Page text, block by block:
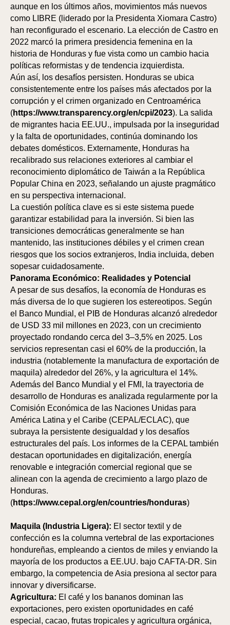
aunque en los últimos años, movimientos más nuevos
como LIBRE (liderado por la Presidenta Xiomara Castro)
han reconfigurado el escenario. La elección de Castro en
2022 marcó la primera presidencia femenina en la
historia de Honduras y fue vista como un cambio hacia
políticas reformistas y de tendencia izquierdista.
Aún así, los desafíos persisten. Honduras se ubica
consistentemente entre los países más afectados por la
corrupción y el crimen organizado en Centroamérica
(https://www.transparency.org/en/cpi/2023). La salida
de migrantes hacia EE.UU., impulsada por la inseguridad
y la falta de oportunidades, continúa dominando los
debates domésticos. Externamente, Honduras ha
recalibrado sus relaciones exteriores al cambiar el
reconocimiento diplomático de Taiwán a la República
Popular China en 2023, señalando un ajuste pragmático
en su perspectiva internacional.
La cuestión política clave es si este sistema puede
garantizar estabilidad para la inversión. Si bien las
transiciones democráticas generalmente se han
mantenido, las instituciones débiles y el crimen crean
riesgos que los socios extranjeros, India incluida, deben
sopesar cuidadosamente.
Panorama Económico: Realidades y Potencial
A pesar de sus desafíos, la economía de Honduras es
más diversa de lo que sugieren los estereotipos. Según
el Banco Mundial, el PIB de Honduras alcanzó alrededor
de USD 33 mil millones en 2023, con un crecimiento
proyectado rondando cerca del 3–3,5% en 2025. Los
servicios representan casi el 60% de la producción, la
industria (notablemente la manufactura de exportación de
maquila) alrededor del 26%, y la agricultura el 14%.
Además del Banco Mundial y el FMI, la trayectoria de
desarrollo de Honduras es analizada regularmente por la
Comisión Económica de las Naciones Unidas para
América Latina y el Caribe (CEPAL/ECLAC), que
subraya la persistente desigualdad y los desafíos
estructurales del país. Los informes de la CEPAL también
destacan oportunidades en digitalización, energía
renovable e integración comercial regional que se
alinean con la agenda de crecimiento a largo plazo de
Honduras.
(https://www.cepal.org/en/countries/honduras)
Maquila (Industria Ligera): El sector textil y de
confección es la columna vertebral de las exportaciones
hondureñas, empleando a cientos de miles y enviando la
mayoría de los productos a EE.UU. bajo CAFTA-DR. Sin
embargo, la competencia de Asia presiona al sector para
innovar y diversificarse.
Agricultura: El café y los bananos dominan las
exportaciones, pero existen oportunidades en café
especial, cacao, frutas tropicales y agricultura orgánica,